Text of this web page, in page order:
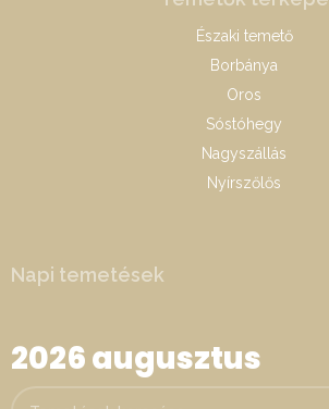
Északi temető
Borbánya
Oros
Sóstóhegy
Nagyszállás
Nyírszőlős
Napi temetések
2026 augusztus